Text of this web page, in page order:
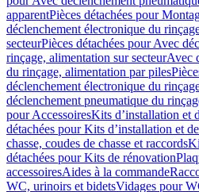
apparentPièces détachées pour
déclenchement électronique du
secteurPièces détachées pour Avec
rinçage, alimentation sur secteurAvec
du rinçage, alimentation par piles
déclenchement électronique du
déclenchement pneumatique du
pour AccessoiresKits d’installation et
détachées pour Kits d’installation et
chasse, coudes de chasse et raccords
détachées pour Kits de rénovation
accessoiresAides à la commande
WC, urinoirs et bidetsVidages pour